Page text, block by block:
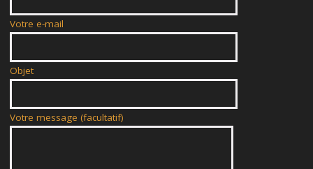
Votre e-mail
Objet
Votre message (facultatif)